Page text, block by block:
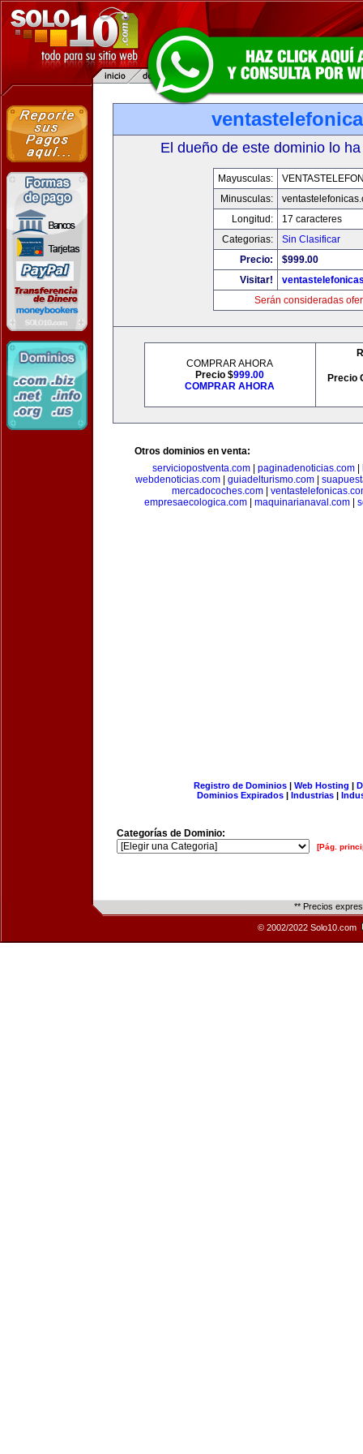
El dueño de este dominio lo
Mayusculas:
Minusculas:
Longitud:
17 caracteres
Categorias:
Sin Clasificar
Precio:
$999.00
Visitar!
Serán consideradas
COMPRAR AHORA
Precio $999.00
COMPRAR AHORA
Precio
Otros dominios en venta:
serviciopostventa.com
paginadenoticias.com
webdenoticias.com
guiadelturismo.com
mercadocoches.com|
empresaecologica.com| maquinarianaval.com|
Registro de Dominios| Web Hosting |
Dominios Expirados | Industrias |
Categorías de Dominio:
[Pág.
** Precios
© 2002/2022 Solo10.com